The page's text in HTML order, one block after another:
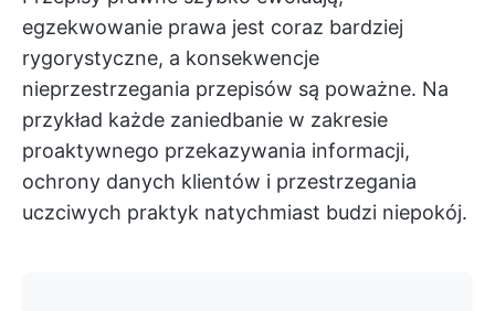
egzekwowanie prawa jest coraz bardziej
rygorystyczne, a konsekwencje
nieprzestrzegania przepisów są poważne. Na
przykład każde zaniedbanie w zakresie
proaktywnego przekazywania informacji,
ochrony danych klientów i przestrzegania
uczciwych praktyk natychmiast budzi niepokój.